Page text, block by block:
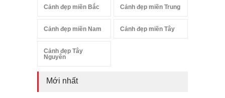
Cảnh đẹp miền Bắc Cảnh đẹp miền Trung
Cảnh đẹp miền Nam Cảnh đẹp miền Tây
Cảnh đẹp Tây
Nguyên
Mới nhất